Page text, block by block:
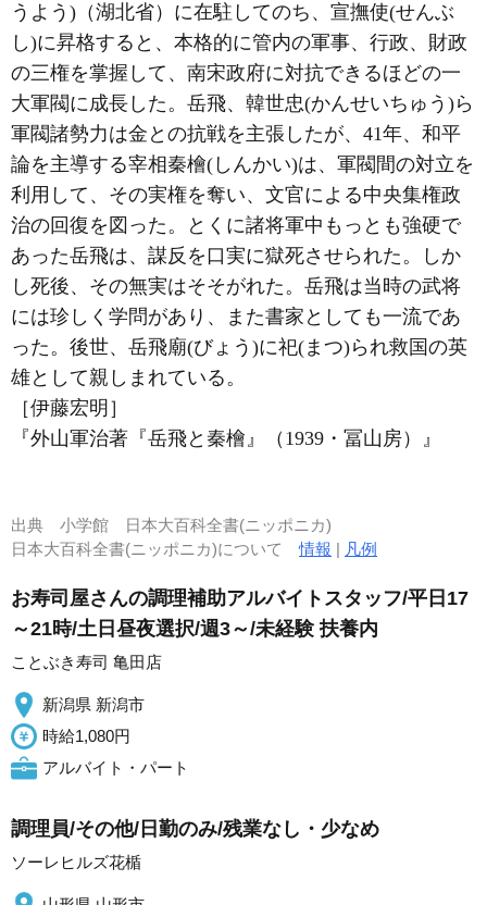
うよう)（湖北省）に在駐してのち、宣撫使(せんぶ
し)に昇格すると、本格的に管内の軍事、行政、財政
の三権を掌握して、南宋政府に対抗できるほどの一
大軍閥に成長した。岳飛、韓世忠(かんせいちゅう)ら
軍閥諸勢力は金との抗戦を主張したが、41年、和平
論を主導する宰相秦檜(しんかい)は、軍閥間の対立を
利用して、その実権を奪い、文官による中央集権政
治の回復を図った。とくに諸将軍中もっとも強硬で
あった岳飛は、謀反を口実に獄死させられた。しか
し死後、その無実はそそがれた。岳飛は当時の武将
には珍しく学問があり、また書家としても一流であ
った。後世、岳飛廟(びょう)に祀(まつ)られ救国の英
雄として親しまれている。
［伊藤宏明］
『外山軍治著『岳飛と秦檜』（1939・冨山房）』
出典 小学館 日本大百科全書(ニッポニカ)
日本大百科全書(ニッポニカ)について情報 | 凡例
お寿司屋さんの調理補助アルバイトスタッフ/平日17
～21時/土日昼夜選択/週3～/未経験 扶養内
ことぶき寿司 亀田店
新潟県 新潟市
時給1,080円
アルバイト・パート
調理員/その他/日勤のみ/残業なし・少なめ
ソーレヒルズ花楯